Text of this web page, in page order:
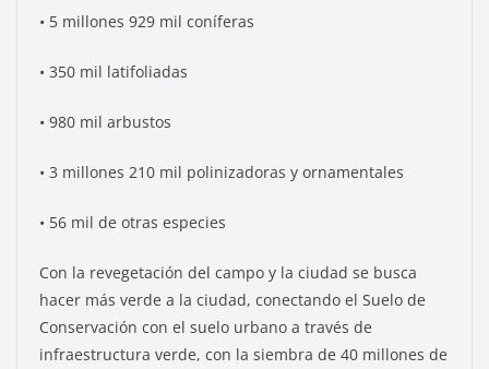
• 5 millones 929 mil coníferas
• 350 mil latifoliadas
• 980 mil arbustos
• 3 millones 210 mil polinizadoras y ornamentales
• 56 mil de otras especies
Con la revegetación del campo y la ciudad se busca
hacer más verde a la ciudad, conectando el Suelo de
Conservación con el suelo urbano a través de
infraestructura verde, con la siembra de 40 millones de